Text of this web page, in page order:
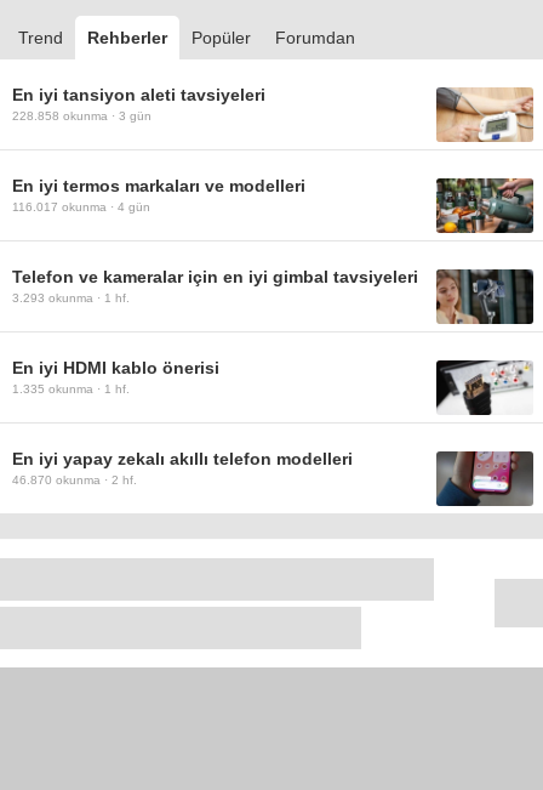
Trend Rehberler Popüler Forumdan
En iyi tansiyon aleti tavsiyeleri
228.858 okunma · 3 gün
En iyi termos markaları ve modelleri
116.017 okunma · 4 gün
Telefon ve kameralar için en iyi gimbal tavsiyeleri
3.293 okunma · 1 hf.
En iyi HDMI kablo önerisi
1.335 okunma · 1 hf.
En iyi yapay zekalı akıllı telefon modelleri
46.870 okunma · 2 hf.